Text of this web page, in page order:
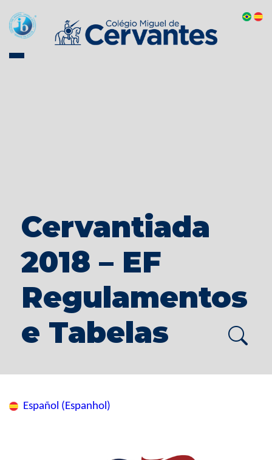
Cervantiada
2018 – EF
Regulamentos
e Tabelas
Español (Espanhol)